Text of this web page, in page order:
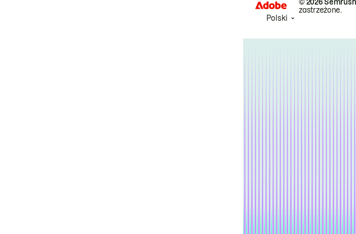
© 2026
zastrzeżone.
Polski